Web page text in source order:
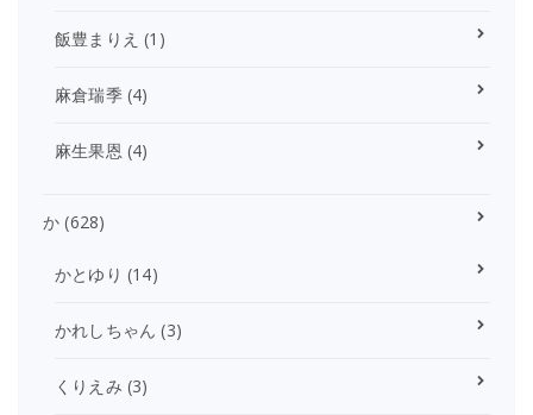
飯豊まりえ (1)
麻倉瑞季(4)
麻生果恩 (4)
か (628)
かとゆり (14)
かれしちゃん (3)
くりえみ (3)